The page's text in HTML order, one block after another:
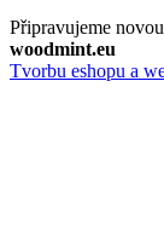
Připravujeme
woodmint.eu
Tvorbu eshopu a